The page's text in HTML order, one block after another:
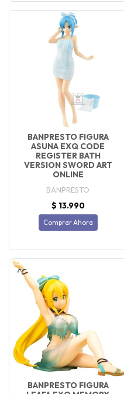
BANPRESTO FIGURA
ASUNA EXQ CODE
REGISTER BATH
VERSION SWORD ART
ONLINE
BANPRESTO
$ 13.990
Comprar Ahora
BANPRESTO FIGURA